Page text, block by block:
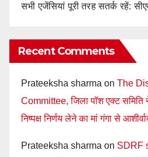
सभी एजेंसियां पूरी तरह सतर्क रहें:
Recent Comments
Prateeksha sharma on The
Committee, जिला पॉश एक्ट
निष्पक्ष निर्णय लेने का मां गंगा से
Prateeksha sharma on SDRF